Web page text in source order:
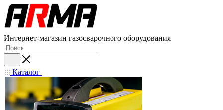
Интернет-магазин газосварочного оборудования
Каталог